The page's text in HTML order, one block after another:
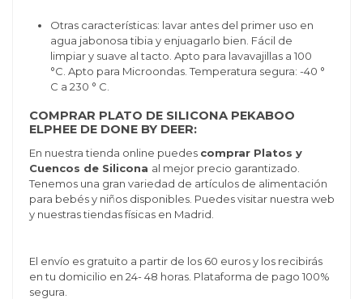
Otras características: lavar antes del primer uso en
agua jabonosa tibia y enjuagarlo bien. Fácil de
limpiar y suave al tacto. Apto para lavavajillas a 100
°C. Apto para Microondas.Temperatura segura: -40 °
C a 230 ° C.
COMPRAR PLATO DE SILICONA PEKABOO
ELPHEE DE DONE BY DEER:
En nuestra tienda online puedes comprar Platos y
Cuencos de Silicona al mejor precio garantizado.
Tenemos una gran variedad de artículos de alimentación
para bebés y niños disponibles. Puedes visitar nuestra web
y nuestras tiendas físicas en Madrid.
El envío es gratuito a partir de los 60 euros y los recibirás
en tu domicilio en 24- 48 horas. Plataforma de pago 100%
segura.